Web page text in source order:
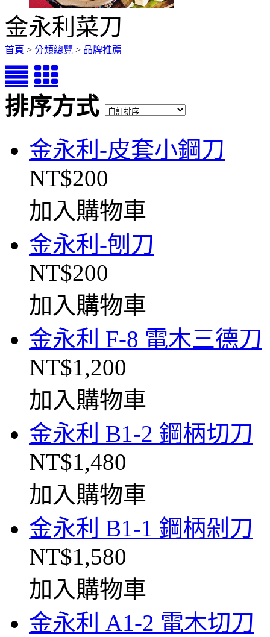
金永利菜刀
首頁 > 分類總覽 > 品牌推薦
排序方式
金永利-皮套小鋼刀
NT$200
加入購物車
金永利-刨刀
NT$200
加入購物車
金永利 F-8 電木三德刀
NT$1,200
加入購物車
金永利 B1-2 鋼柄切刀
NT$1,480
加入購物車
金永利 B1-1 鋼柄剁刀
NT$1,580
加入購物車
金永利 A1-2 電木切刀